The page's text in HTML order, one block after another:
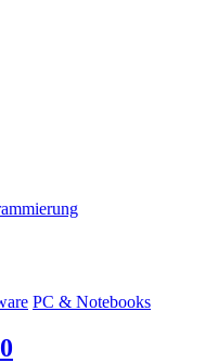
PC & Notebooks